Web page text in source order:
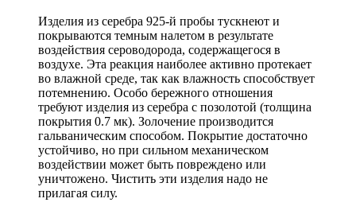
Изделия из серебра 925-й пробы тускнеют и
покрываются темным налетом в результате
воздействия сероводорода, содержащегося в
воздухе. Эта реакция наиболее активно протекает
во влажной среде, так как влажность способствует
потемнению. Особо бережного отношения
требуют изделия из серебра с позолотой (толщина
покрытия 0.7 мк). Золочение производится
гальваническим способом. Покрытие достаточно
устойчиво, но при сильном механическом
воздействии может быть повреждено или
уничтожено. Чистить эти изделия надо не
прилагая силу.